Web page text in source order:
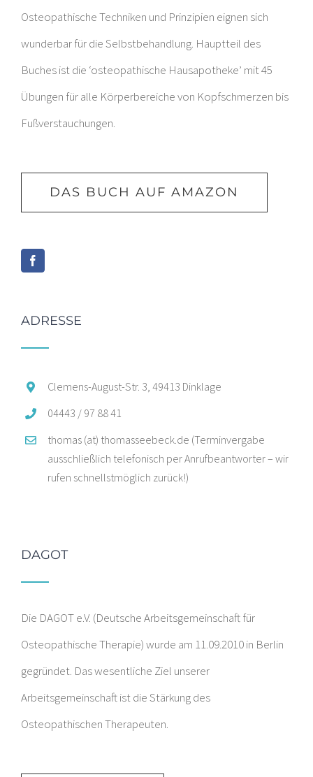
Osteopathische Techniken und Prinzipien eignen sich
wunderbar für die Selbstbehandlung. Hauptteil des
Buches ist die ‘osteopathische Hausapotheke’ mit 45
Übungen für alle Körperbereiche von Kopfschmerzen bis
Fußverstauchungen.
DAS BUCH AUF AMAZON
ADRESSE
Clemens-August-Str. 3, 49413 Dinklage
04443 / 97 88 41
thomas (at) thomasseebeck.de (Terminvergabe
ausschließlich telefonisch per Anrufbeantworter – wir
rufen schnellstmöglich zurück!)
DAGOT
Die DAGOT e.V. (Deutsche Arbeitsgemeinschaft für
Osteopathische Therapie) wurde am 11.09.2010 in Berlin
gegründet. Das wesentliche Ziel unserer
Arbeitsgemeinschaft ist die Stärkung des
Osteopathischen Therapeuten.